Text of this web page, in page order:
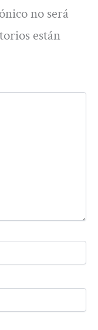
no será
están